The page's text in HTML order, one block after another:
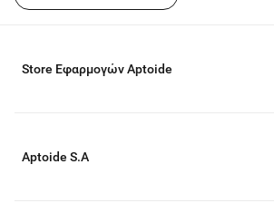
Store Εφαρμογών Aptoide
Aptoide S.A